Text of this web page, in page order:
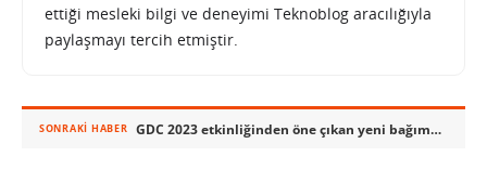
ettiği mesleki bilgi ve deneyimi Teknoblog aracılığıyla
paylaşmayı tercih etmiştir.
SONRAKI HABER GDC 2023 etkinliğinden öne çıkan yeni bağımsız oyunlar